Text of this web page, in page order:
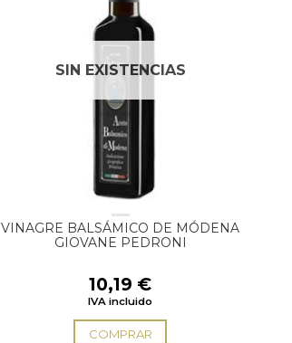
SIN EXISTENCIAS
VINAGRE BALSÁMICO DE MÓDENA
GIOVANE PEDRONI
10,19 €
IVA incluido
COMPRAR